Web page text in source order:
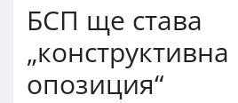
БСП ще става
„конструктивна
опозиция“